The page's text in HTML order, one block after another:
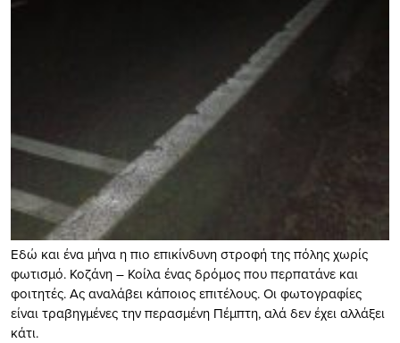
Εδώ και ένα μήνα η πιο επικίνδυνη στροφή της πόλης χωρίς
φωτισμό. Κοζάνη – Κοίλα ένας δρόμος που περπατάνε και
φοιτητές. Ας αναλάβει κάποιος επιτέλους. Οι φωτογραφίες
είναι τραβηγμένες την περασμένη Πέμπτη, αλά δεν έχει αλλάξει
κάτι.